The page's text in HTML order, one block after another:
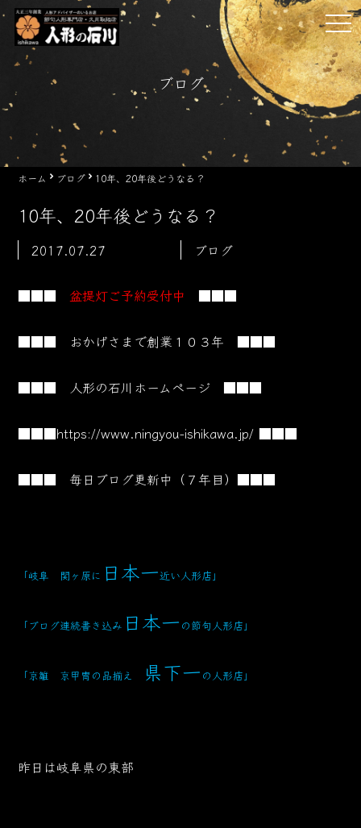
Skip
content
ブログ
ホーム ブログ 10年、20年後どうなる？
10年、20年後どうなる？
2017.07.27 ブログ
■■■ 盆提灯ご予約受付中 ■■■
■■■ おかげさまで創業１０３年 ■■■
■■■ 人形の石川ホームページ ■■■
■■■https://www.ningyou-ishikawa.jp/ ■■■
■■■ 毎日ブログ更新中（７年目）■■■
「岐阜 関ヶ原に 日本一近い人形店」
「ブログ連続書き込み 日本一 の節句人形店」
「京雛 京甲冑の品揃え 県下一 の人形店」
昨日は岐阜県の東部